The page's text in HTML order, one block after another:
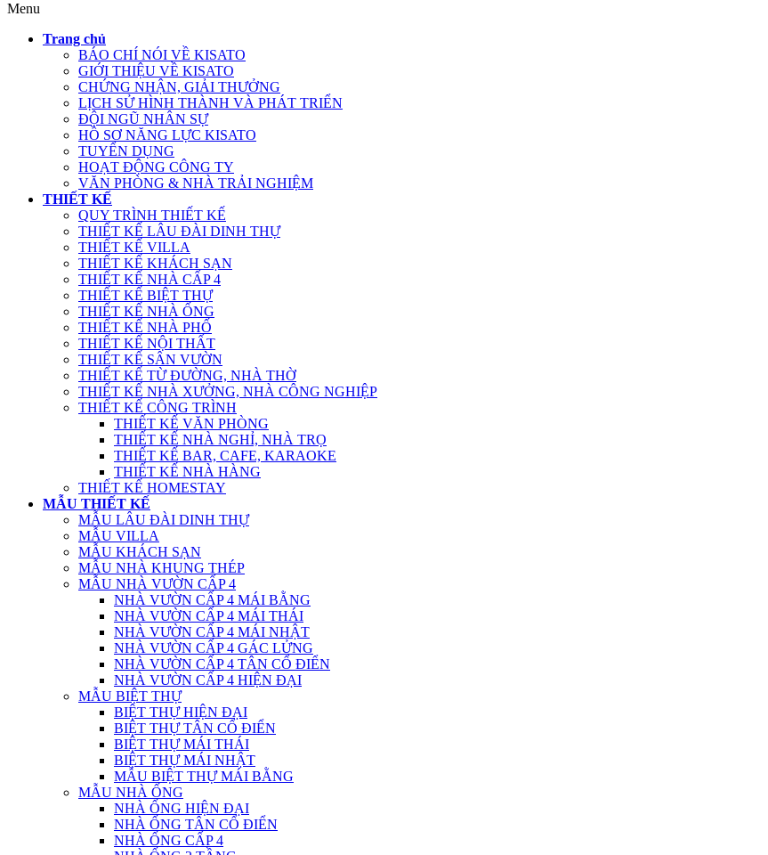
Menu
Trang chủ
BÁO CHÍ NÓI VỀ KISATO
GIỚI THIỆU VỀ KISATO
CHỨNG NHẬN, GIẢI THƯỞNG
LỊCH SỬ HÌNH THÀNH VÀ PHÁT TRIỂN
ĐỘI NGŨ NHÂN SỰ
HỒ SƠ NĂNG LỰC KISATO
TUYỂN DỤNG
HOẠT ĐỘNG CÔNG TY
VĂN PHÒNG & NHÀ TRẢI NGHIỆM
THIẾT KẾ
QUY TRÌNH THIẾT KẾ
THIẾT KẾ LÂU ĐÀI DINH THỰ
THIẾT KẾ VILLA
THIẾT KẾ KHÁCH SẠN
THIẾT KẾ NHÀ CẤP 4
THIẾT KẾ BIỆT THỰ
THIẾT KẾ NHÀ ỐNG
THIẾT KẾ NHÀ PHỐ
THIẾT KẾ NỘI THẤT
THIẾT KẾ SÂN VƯỜN
THIẾT KẾ TỪ ĐƯỜNG, NHÀ THỜ
THIẾT KẾ NHÀ XƯỞNG, NHÀ CÔNG NGHIỆP
THIẾT KẾ CÔNG TRÌNH
THIẾT KẾ VĂN PHÒNG
THIẾT KẾ NHÀ NGHỈ, NHÀ TRỌ
THIẾT KẾ BAR, CAFE, KARAOKE
THIẾT KẾ NHÀ HÀNG
THIẾT KẾ HOMESTAY
MẪU THIẾT KẾ
MẪU LÂU ĐÀI DINH THỰ
MẪU VILLA
MẪU KHÁCH SẠN
MẪU NHÀ KHUNG THÉP
MẪU NHÀ VƯỜN CẤP 4
NHÀ VƯỜN CẤP 4 MÁI BẰNG
NHÀ VƯỜN CẤP 4 MÁI THÁI
NHÀ VƯỜN CẤP 4 MÁI NHẬT
NHÀ VƯỜN CẤP 4 GÁC LỬNG
NHÀ VƯỜN CẤP 4 TÂN CỔ ĐIỂN
NHÀ VƯỜN CẤP 4 HIỆN ĐẠI
MẪU BIỆT THỰ
BIỆT THỰ HIỆN ĐẠI
BIỆT THỰ TÂN CỔ ĐIỂN
BIỆT THỰ MÁI THÁI
BIỆT THỰ MÁI NHẬT
MẪU BIỆT THỰ MÁI BẰNG
MẪU NHÀ ỐNG
NHÀ ỐNG HIỆN ĐẠI
NHÀ ỐNG TÂN CỔ ĐIỂN
NHÀ ỐNG CẤP 4